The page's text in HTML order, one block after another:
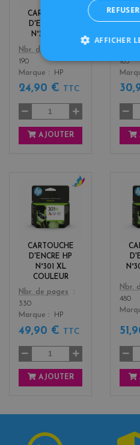
CARTOUCHE
D'ENCRE HP
N°301 NOIR
Color
Nbr. de pages
190
Marque
HP
24,90 € TTC
AJOUTER
165
CARTOUCHE
D'ENCRE HP
N°301 XL
COULEUR
Color
r
Nbr. de pages
330
Marque
HP
49,90 € TTC
AJOUTER
Color
Nbr.
480
AFFICHER